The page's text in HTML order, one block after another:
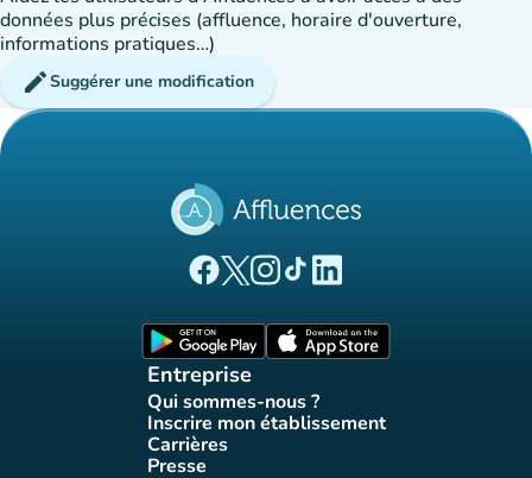
données plus précises (affluence, horaire d'ouverture,
informations pratiques…)
editSuggérer une modification
(nouvel onglet)
(nouvel onglet)
(nouvel onglet)
(nouvel onglet)
(nouvel onglet)
Entreprise
Qui sommes-nous ?
(nouvel onglet)
Inscrire mon établissement
(nouvel onglet)
Carrières(nouvel onglet)
Presse